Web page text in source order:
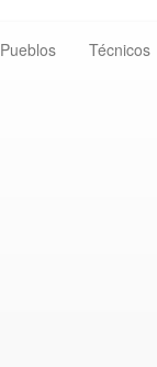
Técnicos